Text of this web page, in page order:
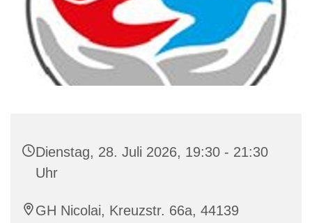
Dienstag, 28. Juli 2026, 19:30 - 21:30
Uhr
GH Nicolai, Kreuzstr. 66a, 44139